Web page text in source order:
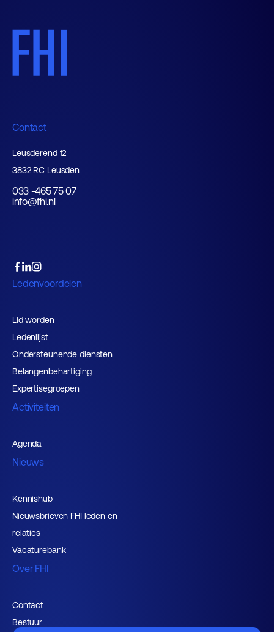
Contact
Leusderend 12
3832 RC Leusden
033 -465 75 07
info@fhi.nl
Ledenvoordelen
Lid worden
Ledenlijst
Ondersteunende diensten
Belangenbehartiging
Expertisegroepen
Activiteiten
Agenda
Nieuws
Kennishub
Nieuwsbrieven FHI leden en
relaties
Vacaturebank
Over FHI
Contact
Bestuur